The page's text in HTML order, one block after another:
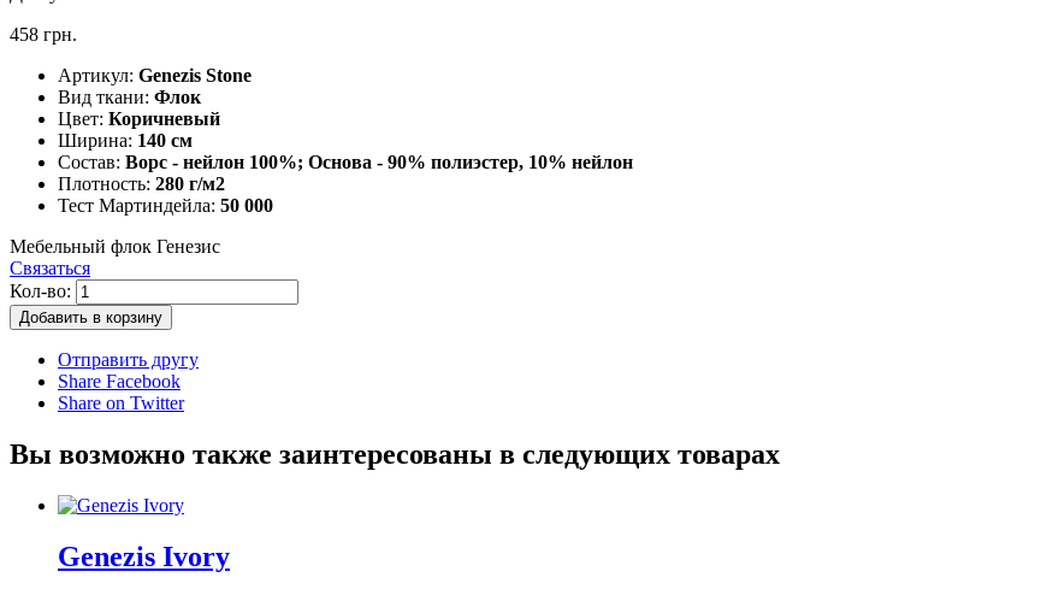
458 грн.
Артикул: Genezis Stone
Вид ткани: Флок
Цвет: Коричневый
Ширина: 140 см
Состав: Ворс - нейлон 100%; Основа - 90% полиэстер, 10% нейлон
Плотность: 280 г/м2
Тест Мартиндейла: 50 000
Мебельный флок Генезис
Связаться
Кол-во:
Добавить в корзину
Отправить другу
Share Facebook
Share on Twitter
Вы возможно также заинтересованы в следующих товарах
Genezis Ivory